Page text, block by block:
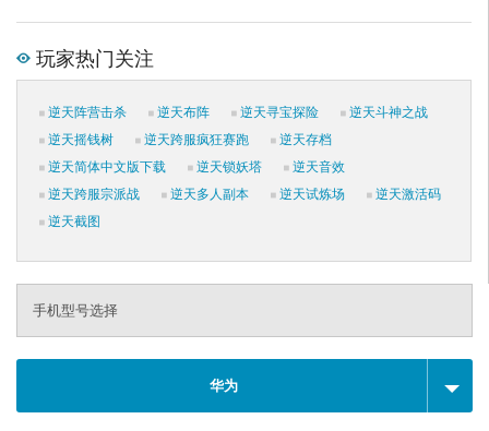
玩家热门关注
逆天阵营击杀 逆天布阵 逆天寻宝探险
逆天斗神之战
逆天摇钱树
逆天跨服疯狂赛跑
逆天存档
逆天简体中文版下载
逆天锁妖塔
逆天音效
逆天跨服宗派战
逆天多人副本 逆天试炼场
逆天激活码
逆天截图
手机型号选择
华为